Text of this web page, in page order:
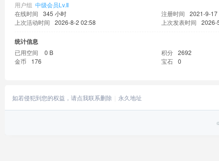
用户组 中级会员Lv.Ⅱ
在线时间
345 小时 注册时间
2021-9-17
上次活动时间
2026-8-2 02:58 上次发表时间 2026-
统计信息
已用空间 0 B 积分 2692
金币
176 宝石 0
如若侵犯到您的权益，请点我联系删除 永久地址